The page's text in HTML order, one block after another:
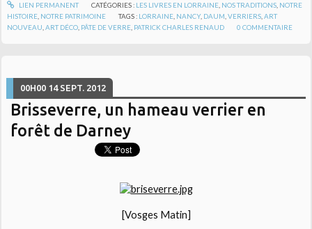
LIEN PERMANENT CATÉGORIES : LES LIVRES EN LORRAINE, NOS TRADITIONS, NOTRE
HISTOIRE NOTRE PATRIMOINE TAGS : LORRAINE NANCY, DAUM ,VERRIERS ,ART
NOUVEAU ,ART DÉCO PÂTE DE VERRE PATRICK CHARLES RENAUD 0 COMMENTAIRE
00H00 14 SEPT. 2012
Brisseverre, un hameau verrier en
forêt de Darney
[Vosges Matin]